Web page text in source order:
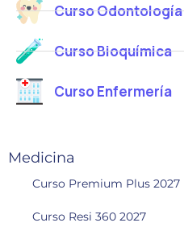
Curso Odontología
Curso Bioquímica
Curso Enfermería
Medicina
Curso Premium Plus 2027
Curso Resi 360 2027